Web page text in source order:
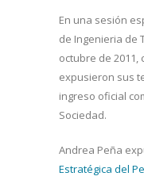
En una sesión
de Ingenieria de
octubre de
expusieron sus
ingreso oficial
Sociedad.
Andrea Peña
Estratégica del